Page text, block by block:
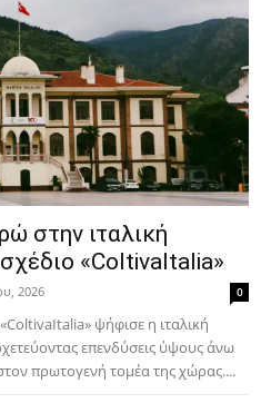
στην ιταλική
«ColtivaItalia»
2026 0
ψήφισε η ιταλική
επενδύσεις ύψους άνω
πρωτογενή τομέα της χώρας....